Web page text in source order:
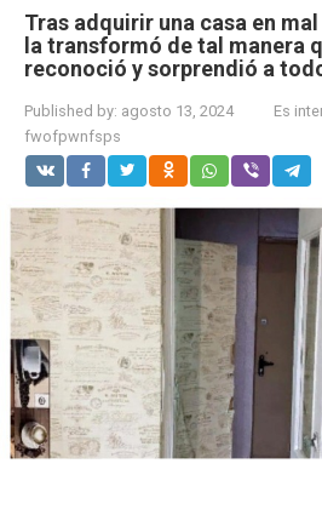
Tras adquirir una casa en
la transformó de tal manera
reconoció y sorprendió a
Published by: agosto 13, 2024
Es
fwofpwnfsps